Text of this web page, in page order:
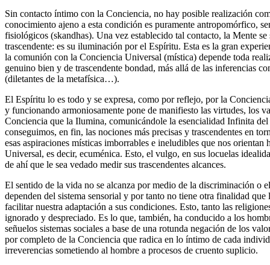
Sin contacto íntimo con la Conciencia, no hay posible realización
conocimiento ajeno a esta condición es puramente antropomórfico,
fisiológicos (skandhas). Una vez establecido tal contacto, la Mente
trascendente: es su iluminación por el Espíritu. Esta es la gran
la comunión con la Conciencia Universal (mística) depende toda
genuino bien y de trascendente bondad, más allá de las inferencias
(diletantes de la metafísica…).
El Espíritu lo es todo y se expresa, como por reflejo, por la
y funcionando armoniosamente pone de manifiesto las virtudes, los
Conciencia que la Ilumina, comunicándole la esencialidad Infinita
conseguimos, en fin, las nociones más precisas y trascendentes en
esas aspiraciones místicas imborrables e ineludibles que nos orientan
Universal, es decir, ecuménica. Esto, el vulgo, en sus locuelas
de ahí que le sea vedado medir sus trascendentes alcances.
El sentido de la vida no se alcanza por medio de la discriminación o
dependen del sistema sensorial y por tanto no tiene otra finalidad
facilitar nuestra adaptación a sus condiciones. Esto, tanto las
ignorado y despreciado. Es lo que, también, ha conducido a los
señuelos sistemas sociales a base de una rotunda negación de los
por completo de la Conciencia que radica en lo íntimo de cada
irreverencias sometiendo al hombre a procesos de cruento suplicio.